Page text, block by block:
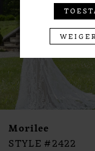
4
5
6
7
9
10
Morilee
STYLE #2422